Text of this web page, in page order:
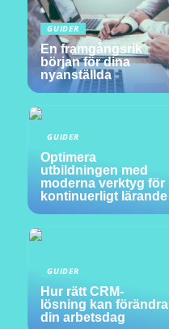
GUIDER
En framgångsrik
början för dina
nyanställda
GUIDER
Optimera
utbildningen med
moderna verktyg för
kontinuerligt lärande
GUIDER
Hur rätt CRM-
lösning kan förändra
din arbetsdag